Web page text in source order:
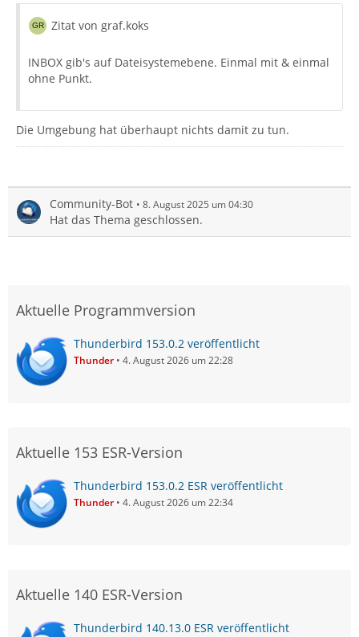
Zitat von graf.koks
INBOX gib's auf Dateisystemebene. Einmal mit & einmal
ohne Punkt.
Die Umgebung hat überhaupt nichts damit zu tun.
Community-Bot 8. August 2025 um 04:30
Hat das Thema geschlossen.
Aktuelle Programmversion
Thunderbird 153.0.2 veröffentlicht
Thunder 4. August 2026 um 22:28
Aktuelle 153 ESR-Version
Thunderbird 153.0.2 ESR veröffentlicht
Thunder 4. August 2026 um 22:34
Aktuelle 140 ESR-Version
Thunderbird 140.13.0 ESR veröffentlicht